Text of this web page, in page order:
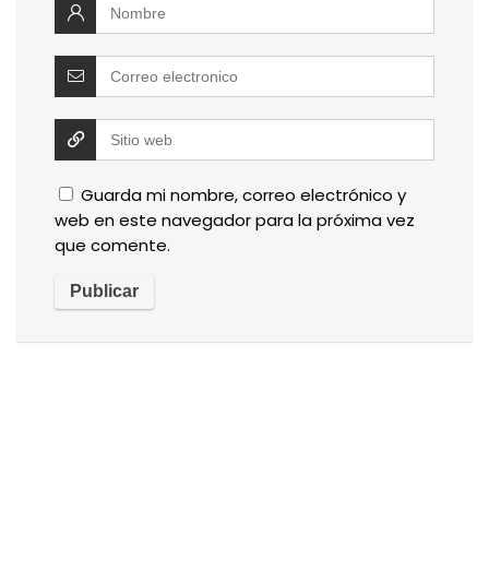
Guarda mi nombre, correo electrónico y
web en este navegador para la próxima vez
que comente.